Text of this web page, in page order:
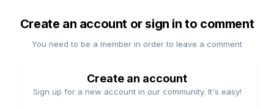
Create an account or sign in to comment
You need to be a member in order to leave a comment
Create an account
Sign up for a new account in our community. It's easy!